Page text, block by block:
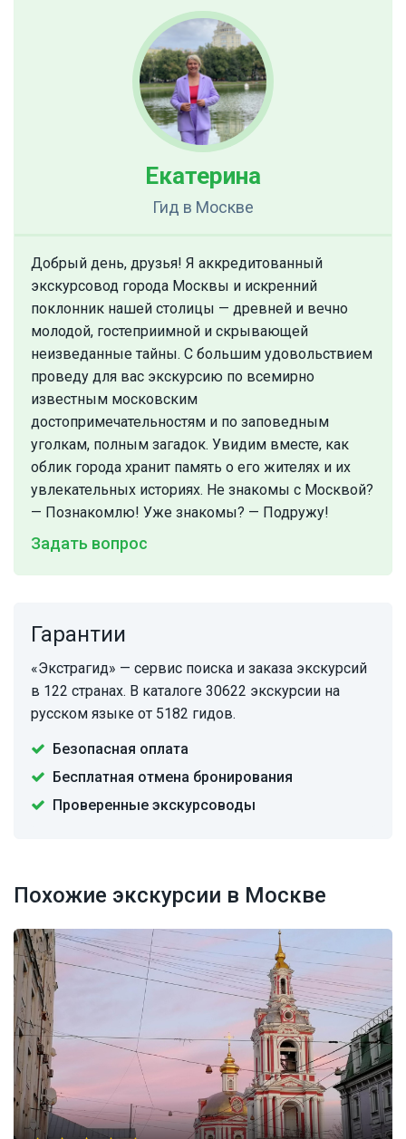
Екатерина
Гид в Москве
Добрый день, друзья! Я аккредитованный
экскурсовод города Москвы и искренний
поклонник нашей столицы — древней и вечно
молодой, гостеприимной и скрывающей
неизведанные тайны. С большим удовольствием
проведу для вас экскурсию по всемирно
известным московским
достопримечательностям и по заповедным
уголкам, полным загадок. Увидим вместе, как
облик города хранит память о его жителях и их
увлекательных историях. Не знакомы с Москвой?
— Познакомлю! Уже знакомы? — Подружу!
Задать вопрос
Гарантии
«Экстрагид» — сервис поиска и заказа экскурсий
в 122 странах. В каталоге 30622 экскурсии на
русском языке от 5182 гидов.
Безопасная оплата
Бесплатная отмена бронирования
Проверенные экскурсоводы
Похожие экскурсии в Москве